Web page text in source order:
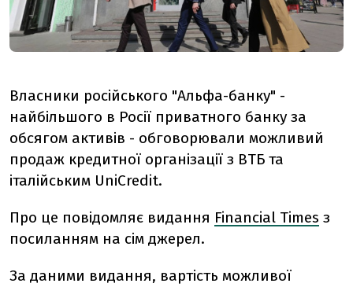
Власники російського "Альфа-банку" -
найбільшого в Росії приватного банку за
обсягом активів - обговорювали можливий
продаж кредитної організації з ВТБ та
італійським UniCredit.
Про це повідомляє видання Financial Times з
посиланням на сім джерел.
За даними видання, вартість можливої ​​